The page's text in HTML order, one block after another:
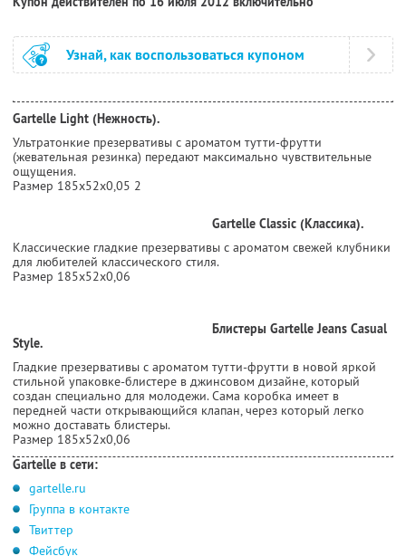
Узнай, как воспользоваться купоном
Gartelle Light (Нежность).
Ультратонкие презервативы с ароматом тутти-фрутти
(жевательная резинка) передают максимально чувствительные
ощущения.
Размер 185х52х0,05 2
Gartelle Classic (Классика).
Классические гладкие презервативы с ароматом свежей клубники
для любителей классического стиля.
Размер 185х52х0,06
Блистеры Gartelle Jeans Casual
Style.
Гладкие презервативы с ароматом тутти-фрутти в новой яркой
стильной упаковке-блистере в джинсовом дизайне, который
создан специально для молодежи. Сама коробка имеет в
передней части открывающийся клапан, через который легко
можно доставать блистеры.
Размер 185х52х0,06
Gartelle в сети:
gartelle.ru
Группа в контакте
Твиттер
Фейсбук